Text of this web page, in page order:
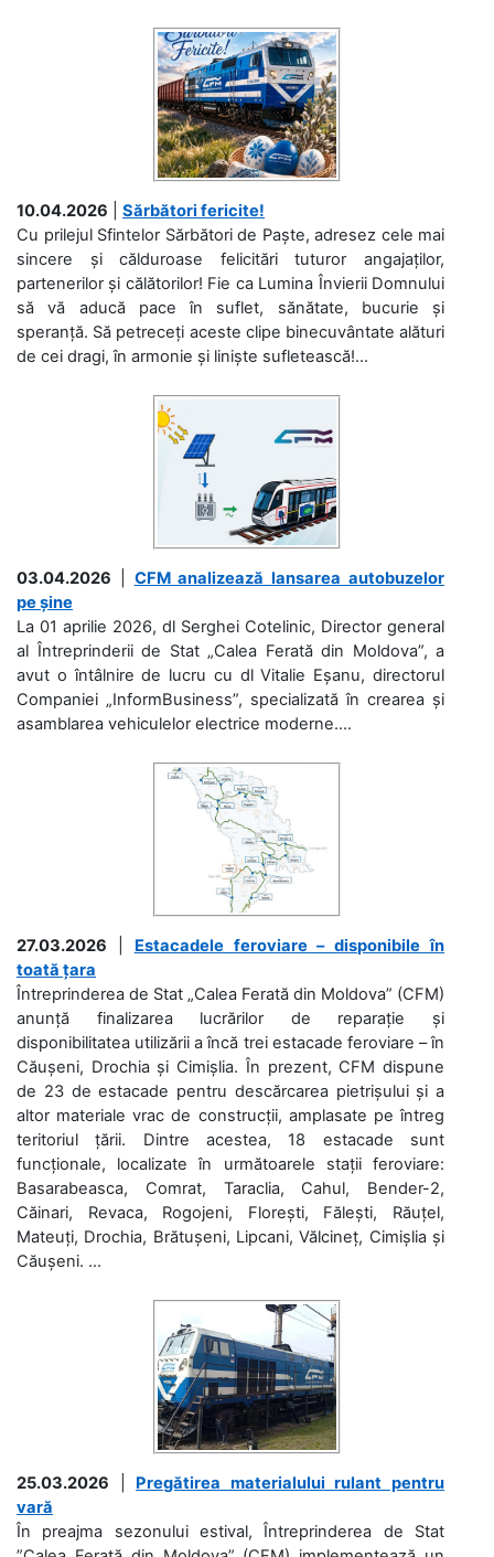
10.04.2026
Sărbători fericite!
Cu prilejul Sfintelor Sărbători de Paște, adresez cele mai
sincere și călduroase felicitări tuturor angajaților,
partenerilor și călătorilor! Fie ca Lumina Învierii Domnului
să vă aducă pace în suflet, sănătate, bucurie și
speranță. Să petreceți aceste clipe binecuvântate alături
de cei dragi, în armonie și liniște sufletească!...
03.04.2026
CFM analizează lansarea autobuzelor
pe șine
La 01 aprilie 2026, dl Serghei Cotelinic, Director general
al Întreprinderii de Stat „Calea Ferată din Moldova”, a
avut o întâlnire de lucru cu dl Vitalie Eșanu, directorul
Companiei „InformBusiness”, specializată în crearea și
asamblarea vehiculelor electrice moderne....
27.03.2026
Estacadele feroviare – disponibile în
toată țara
Întreprinderea de Stat „Calea Ferată din Moldova” (CFM)
anunță finalizarea lucrărilor de reparație și
disponibilitatea utilizării a încă trei estacade feroviare – în
Căușeni, Drochia și Cimișlia. În prezent, CFM dispune
de 23 de estacade pentru descărcarea pietrișului și a
altor materiale vrac de construcții, amplasate pe întreg
teritoriul țării. Dintre acestea, 18 estacade sunt
funcționale, localizate în următoarele stații feroviare:
Basarabeasca, Comrat, Taraclia, Cahul, Bender-2,
Căinari, Revaca, Rogojeni, Florești, Fălești, Răuțel,
Mateuți, Drochia, Brătușeni, Lipcani, Vălcineț, Cimișlia și
Căușeni. ...
25.03.2026
Pregătirea materialului rulant pentru
vară
În preajma sezonului estival, Întreprinderea de Stat